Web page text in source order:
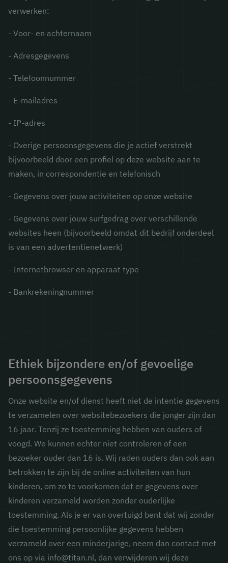
verwerken:
- Voor- en achternaam
- Adresgegevens
- Telefoonnummer
- E-mailadres
- IP-adres
- Overige persoonsgegevens die je actief verstrekt
bijvoorbeeld door een profiel op deze website aan te
maken, in correspondentie en telefonisch
- Gegevens over jouw activiteiten op onze website
- Gegevens over jouw surfgedrag over verschillende
websites heen (bijvoorbeeld omdat dit bedrijf onderdeel
is van een advertentienetwerk)
- Internetbrowser en apparaat type
- Bankrekeningnummer
Ethiek bijzondere en/of gevoelige
persoonsgegevens
Onze website en/of dienst heeft niet de intentie gegevens
te verzamelen over websitebezoekers die jonger zijn dan
16 jaar. Tenzij ze toestemming hebben van ouders of
voogd. We kunnen echter niet controleren of een
bezoeker ouder dan 16 is. Wij raden ouders dan ook aan
betrokken te zijn bij de online activiteiten van hun
kinderen, om zo te voorkomen dat er gegevens over
kinderen verzameld worden zonder ouderlijke
toestemming. Als je er van overtuigd bent dat wij zonder
die toestemming persoonlijke gegevens hebben
verzameld over een minderjarige, neem dan contact met
ons op via info@titan.nl, dan verwijderen wij deze